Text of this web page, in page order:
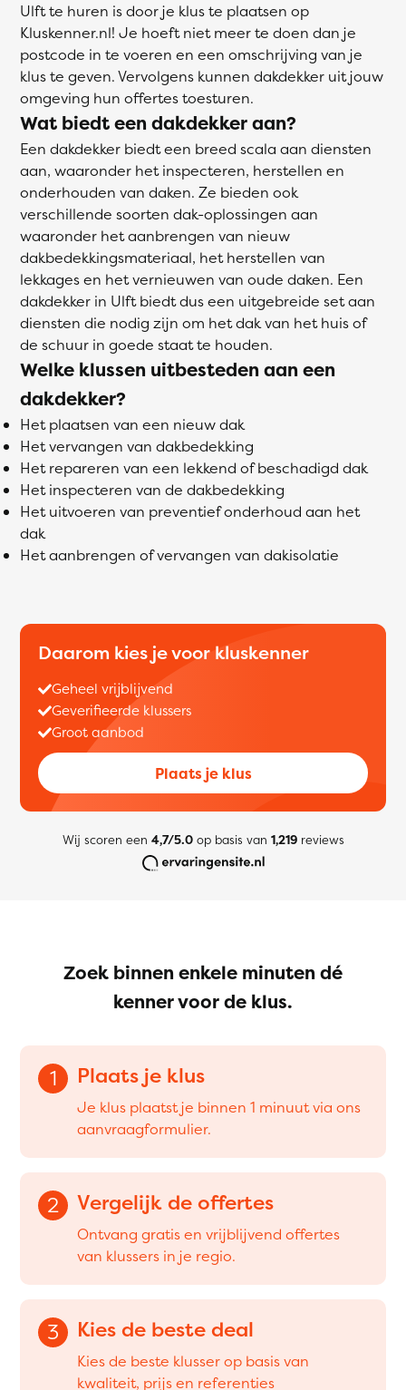
Ulft te huren is door je klus te plaatsen op
Kluskenner.nl! Je hoeft niet meer te doen dan je
postcode in te voeren en een omschrijving van je
klus te geven. Vervolgens kunnen dakdekker uit jouw
omgeving hun offertes toesturen.
Wat biedt een dakdekker aan?
Een dakdekker biedt een breed scala aan diensten
aan, waaronder het inspecteren, herstellen en
onderhouden van daken. Ze bieden ook
verschillende soorten dak-oplossingen aan
waaronder het aanbrengen van nieuw
dakbedekkingsmateriaal, het herstellen van
lekkages en het vernieuwen van oude daken. Een
dakdekker in Ulft biedt dus een uitgebreide set aan
diensten die nodig zijn om het dak van het huis of
de schuur in goede staat te houden.
Welke klussen uitbesteden aan een
dakdekker?
Het plaatsen van een nieuw dak
Het vervangen van dakbedekking
Het repareren van een lekkend of beschadigd dak
Het inspecteren van de dakbedekking
Het uitvoeren van preventief onderhoud aan het
dak
Het aanbrengen of vervangen van dakisolatie
Daarom kies je voor kluskenner
Geheel vrijblijvend
Geverifieerde klussers
Groot aanbod
Plaats je klus
Wij scoren een 4,7/5.0op basis van 1,219reviews
Zoek binnen enkele minuten dé
kenner voor de klus.
1 Plaats je klus
Je klus plaatst je binnen 1 minuut via ons
aanvraagformulier.
2 Vergelijk de offertes
Ontvang gratis en vrijblijvend offertes
van klussers in je regio.
3 Kies de beste deal
Kies de beste klusser op basis van
kwaliteit, prijs en referenties